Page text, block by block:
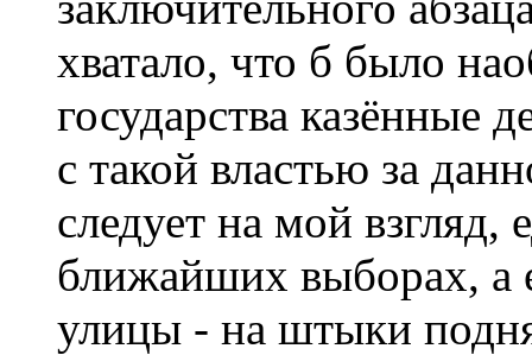
хватало, что б было
государства казённые
с такой властью за
следует на мой
ближайших выборах, а
улицы - на штыки